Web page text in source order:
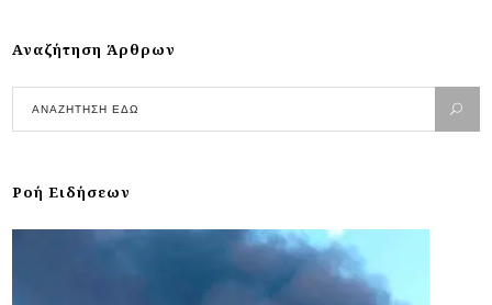
Αναζήτηση Άρθρων
Ροή Ειδήσεων